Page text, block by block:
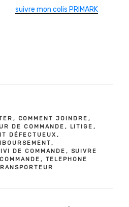
suivre mon colis PRIMARK
, COMMENT JOINDRE ,
DE COMMANDE , LITIGE ,
DÉFECTUEUX ,
,
DE COMMANDE , SUIVRE
, TELEPHONE